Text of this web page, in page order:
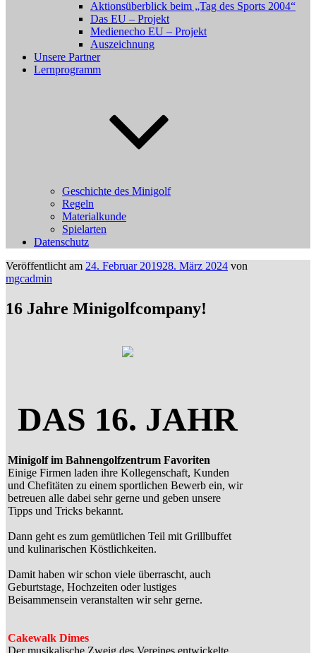
Aktionsüberblick beim „Tag des Sports 2004“
Das EU – Projekt
Medienecho EU – Projekt
Auszeichnung
Unsere Partner
Lernprogramm
Geschichte des Minigolf
Regeln
Materialkunde
Spielarten
Datenschutz
Veröffentlicht am 24. Februar 201928. März 2024 von
mgcadmin
16 Jahre Minigolfcompany!
DAS 16. JAHR
Minigolf im Bahnengolfzentrum Favoriten
Einige Firmen laden ihre Kollegenschaft, Kunden
und Chefitäten zu einem sportlichen Bewerb ein, wir
betreuen alle dabei sehr gerne und geben unsere
Tipps und Tricks bekannt.
Dann geht es zum gemütlichen Teil mit Grillbuffet
und kulinarischen Köstlichkeiten.
Damit haben wir schon viele überrascht, auch
Geburtstage, Hochzeiten oder lustiges
Beisammensein veranstalten wir sehr gerne.
Cakewalk Dimes
Der musikalische Zweig des Vereines entwickelte